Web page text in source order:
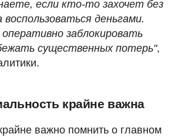
если кто-то захочет без
деньгами.
заблокировать
существенных потерь",
крайне важна
важно помнить о главном